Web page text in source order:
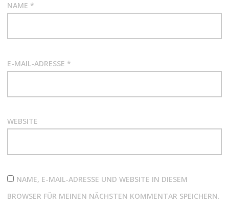
NAME *
E-MAIL-ADRESSE *
WEBSITE
NAME, E-MAIL-ADRESSE UND WEBSITE IN DIESEM
BROWSER FÜR MEINEN NÄCHSTEN KOMMENTAR SPEICHERN.